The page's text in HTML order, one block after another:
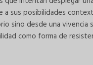
a sus posibilidades
sino desde una vivencia
como forma de